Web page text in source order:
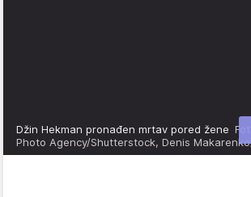
Džin Hekman pronađen mrtav pored žene
Photo Agency/Shutterstock, Denis